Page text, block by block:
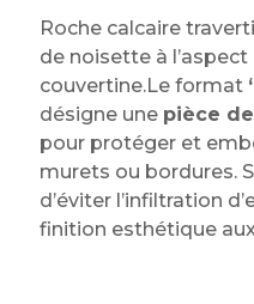
Roche calcaire
de noisette à
couvertine.Le format
désigne une pièce
pour protéger et
murets ou bordures.
d’éviter l’infiltration
finition esthétique